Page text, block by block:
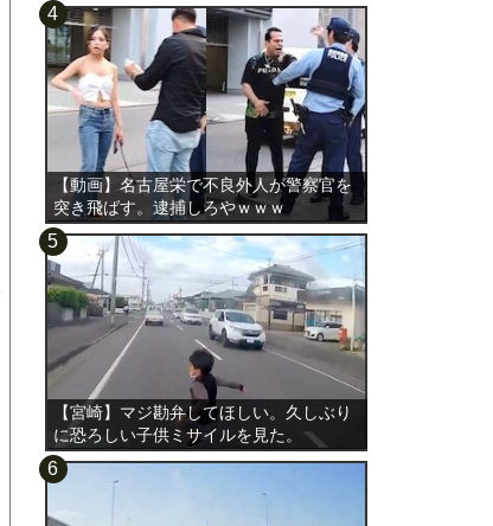
【動画】名古屋栄で不良外人が警察官を
突き飛ばす。逮捕しろやｗｗｗ
【宮崎】マジ勘弁してほしい。久しぶり
に恐ろしい子供ミサイルを見た。